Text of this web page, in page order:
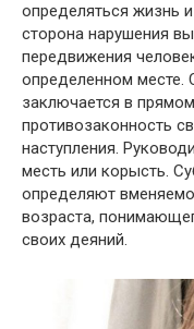
определяться жизнь
сторона нарушения
передвижения
определенном месте.
заключается в
противозаконность
наступления.
месть или корысть.
определяют
возраста,
своих деяний.